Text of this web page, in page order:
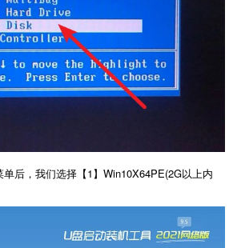
后，我们选择【1】Win10X64PE(2G以上内